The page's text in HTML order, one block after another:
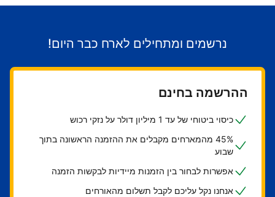
נרשמים ומתחילים לארח כבר היום!
ההרשמה בחינם
כיסוי ביטוחי של עד 1 מיליון דולר על נזקי רכוש
45% מהמארחים מקבלים את ההזמנה הראשונה בתוך
שבוע
אפשרות לבחור בין הזמנות מיידיות לבקשות הזמנה
אנחנו נקל עליכם לקבל תשלום מהאורחים